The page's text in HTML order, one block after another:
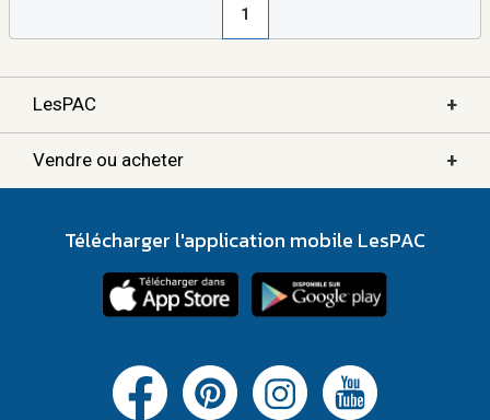
1
LesPAC +
Vendre ou acheter +
Télécharger l'application mobile LesPAC